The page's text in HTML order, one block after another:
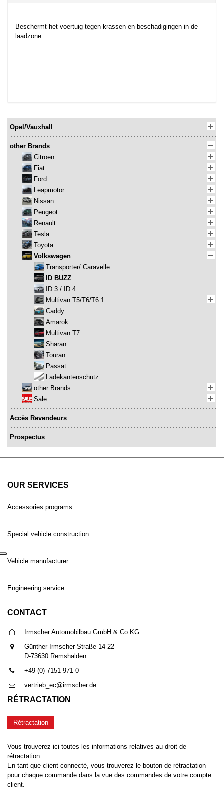
Beschermt het voertuig tegen krassen en beschadigingen in de
laadzone.
Opel/Vauxhall
other Brands
Citroen
Fiat
Ford
Leapmotor
Nissan
Peugeot
Renault
Tesla
Toyota
Volkswagen
Transporter/ Caravelle
ID BUZZ
ID 3 / ID 4
Multivan T5/T6/T6.1
Caddy
Amarok
Multivan T7
Sharan
Touran
Passat
Ladekantenschutz
other Brands
Sale
Accès Revendeurs
Prospectus
OUR SERVICES
Accessories programs
Special vehicle construction
Vehicle manufacturer
Engineering service
CONTACT
Irmscher Automobilbau GmbH & Co.KG
Günther-Irmscher-Straße 14-22
D-73630 Remshalden
+49 (0) 7151 971 0
vertrieb_ec@irmscher.de
RÉTRACTATION
Rétractation
Vous trouverez ici toutes les informations relatives au droit de
rétractation.
En tant que client connecté, vous trouverez le bouton de rétractation
pour chaque commande dans la vue des commandes de votre compte
client.